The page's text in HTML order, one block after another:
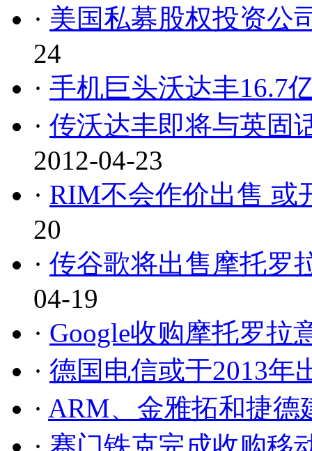
· 美国私募股权投资公
24
· 手机巨头沃达丰16.7
· 传沃达丰即将与英固
2012-04-23
· RIM不会作价出售 或
20
· 传谷歌将出售摩托罗
04-19
· Google收购摩托罗拉
· 德国电信或于2013年
· ARM、金雅拓和捷德